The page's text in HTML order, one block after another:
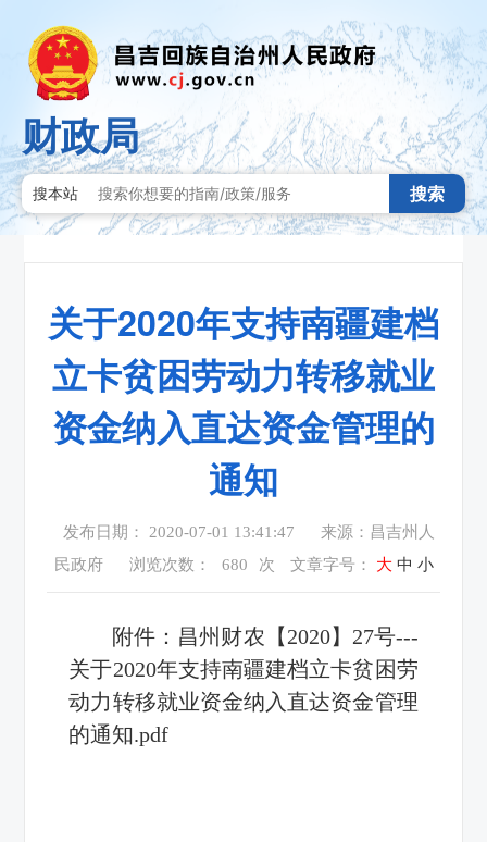
财政局
搜本站 搜索
关于2020年支持南疆建档
立卡贫困劳动力转移就业
资金纳入直达资金管理的
通知
发布日期： 2020-07-01 13:41:47
来源：昌吉州人
民政府
浏览次数： 680 次 文章字号： 大 中 小
附件： 昌州财农【2020】27号---
关于2020年支持南疆建档立卡贫困劳
动力转移就业资金纳入直达资金管理
的通知.pdf